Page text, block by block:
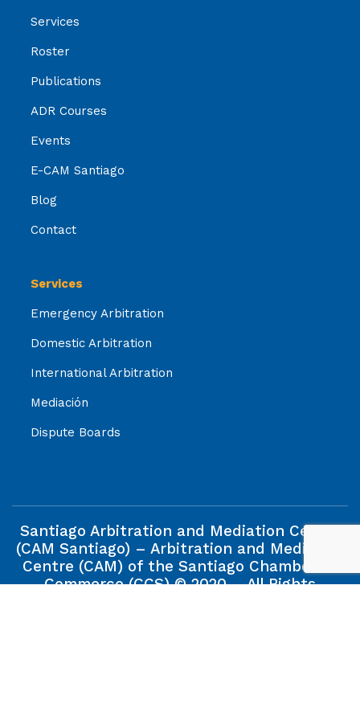
Services
Roster
Publications
ADR Courses
Events
E-CAM Santiago
Blog
Contact
Services
Emergency Arbitration
Domestic Arbitration
International Arbitration
Mediación
Dispute Boards
Santiago Arbitration and Mediation Centre
(CAM Santiago) – Arbitration and Mediation
Centre (CAM) of the Santiago Chamber of
Commerce (CCS) © 2020 – All Rights